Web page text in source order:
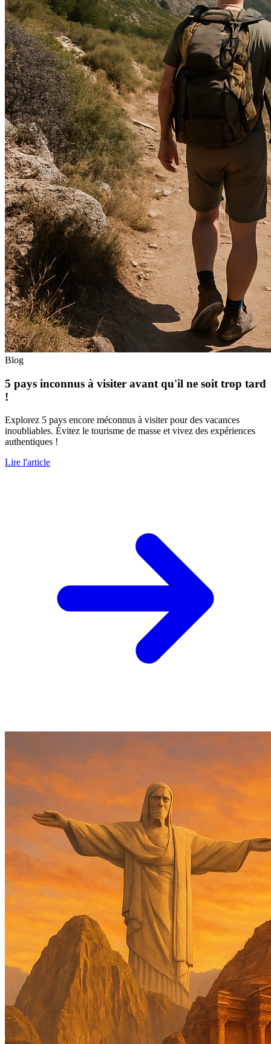
Blog
5 pays inconnus à visiter avant qu'il ne soit trop tard
!
Explorez 5 pays encore méconnus à visiter pour des vacances
inoubliables. Évitez le tourisme de masse et vivez des expériences
authentiques !
Lire l'article